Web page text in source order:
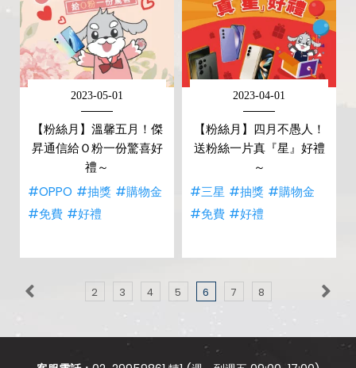
2023-05-01
【粉絲月】溫馨五月！傑
昇通信給Ｏ粉一份驚喜好
禮～
#OPPO #抽獎 #購物金
#免費 #好禮
2023-04-01
【粉絲月】四月不愚人！
送粉絲一片真『星』好禮
～
#三星 #抽獎 #購物金
#免費 #好禮
2 3 4 5 6 7 8